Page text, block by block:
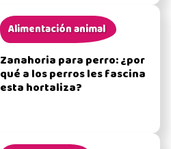
Alimentación animal
Zanahoria para perro: ¿por
qué a los perros les fascina
esta hortaliza?